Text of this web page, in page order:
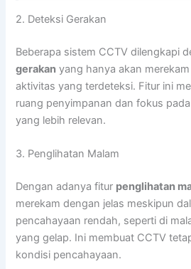
2. Deteksi Gerakan
Beberapa sistem CCTV dilengkapi
gerakan yang hanya akan
aktivitas yang terdeteksi. Fitur ini
ruang penyimpanan dan fokus
yang lebih relevan.
3. Penglihatan Malam
Dengan adanya fitur penglihatan
merekam dengan jelas meskipun
pencahayaan rendah, seperti di
yang gelap. Ini membuat CCTV
kondisi pencahayaan.